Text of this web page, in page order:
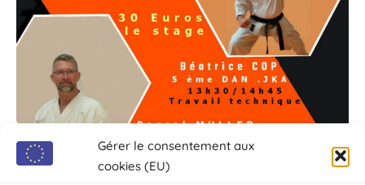
Gérer le consentement aux
cookies (EU)